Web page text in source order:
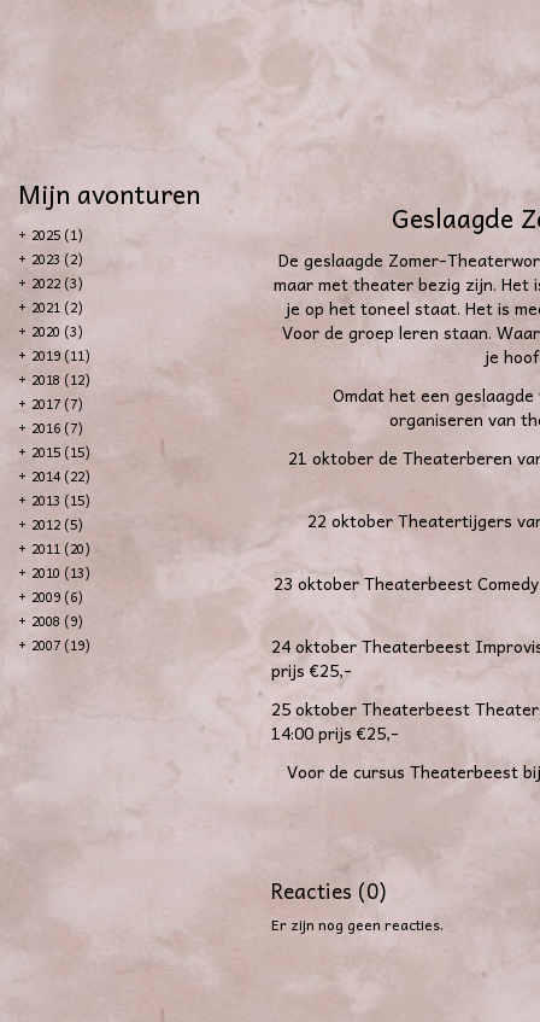
Mijn avonturen
+ 2025 (1)
+ 2023 (2)
+ 2022 (3)
+ 2021 (2)
+ 2020 (3)
+ 2019 (11)
+ 2018 (12)
+ 2017 (7)
+ 2016 (7)
+ 2015 (15)
+ 2014 (22)
+ 2013 (15)
+ 2012 (5)
+ 2011 (20)
+ 2010 (13)
+ 2009 (6)
+ 2008 (9)
+ 2007 (19)
Geslaagde
De geslaagde Zomer-
maar met theater bezig zijn. Het
je op het toneel staat. Het is
Voor de groep leren staan.
je
Omdat het een
organiseren van
21 oktober de Theaterberen
22 oktober Theatertijgers
23 oktober Theaterbeest
24 oktober Theaterbeest
prijs €25,-
25 oktober Theaterbeest
14:00 prijs €25,-
Voor de cursus Theaterbeest
Reacties (0)
Er zijn nog geen reacties.